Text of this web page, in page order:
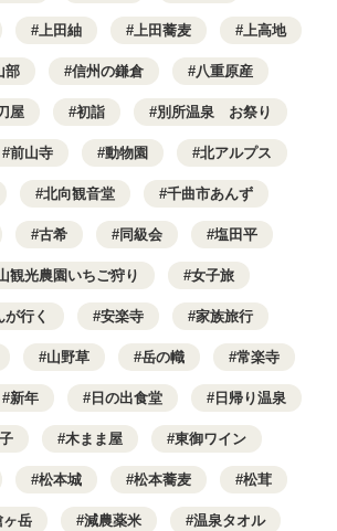
上田紬 上田蕎麦 上高地
部 信州の鎌倉 八重原産
屋 初詣 別所温泉 お祭り
前山寺 動物園 北アルプス
北向観音堂 千曲市あんず
古希 同級会 塩田平
観光農園いちご狩り 女子旅
行く 安楽寺 家族旅行
山野草 岳の幟 常楽寺
新年 日の出食堂 日帰り温泉
木まま屋 東御ワイン
松本城 松本蕎麦 松茸
ヶ岳 減農薬米 温泉タオル